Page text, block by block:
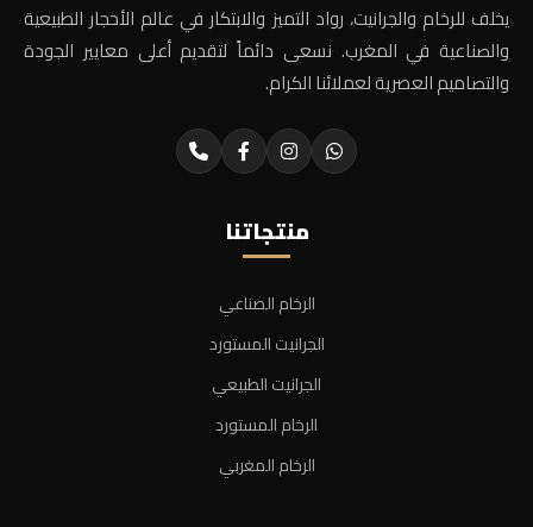
يخلف للرخام والجرانيت، رواد التميز والابتكار في عالم الأحجار الطبيعية
والصناعية في المغرب. نسعى دائماً لتقديم أعلى معايير الجودة
والتصاميم العصرية لعملائنا الكرام.
منتجاتنا
الرخام الصناعي
الجرانيت المستورد
الجرانيت الطبيعي
الرخام المستورد
الرخام المغربي